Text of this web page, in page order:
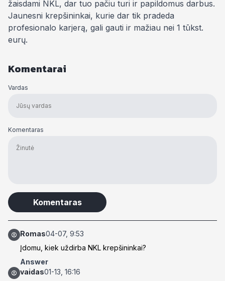
žaisdami NKL, dar tuo pačiu turi ir papildomus darbus.
Jaunesni krepšininkai, kurie dar tik pradeda
profesionalo karjerą, gali gauti ir mažiau nei 1 tūkst.
eurų.
Komentarai
Vardas
Komentaras
Alternative:
Romas04-07, 9:53
Įdomu, kiek uždirba NKL krepšininkai?
Answer
vaidas01-13, 16:16